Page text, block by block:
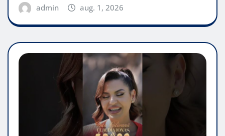
admin aug. 1, 2026